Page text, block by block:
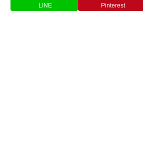
LINE Pinterest